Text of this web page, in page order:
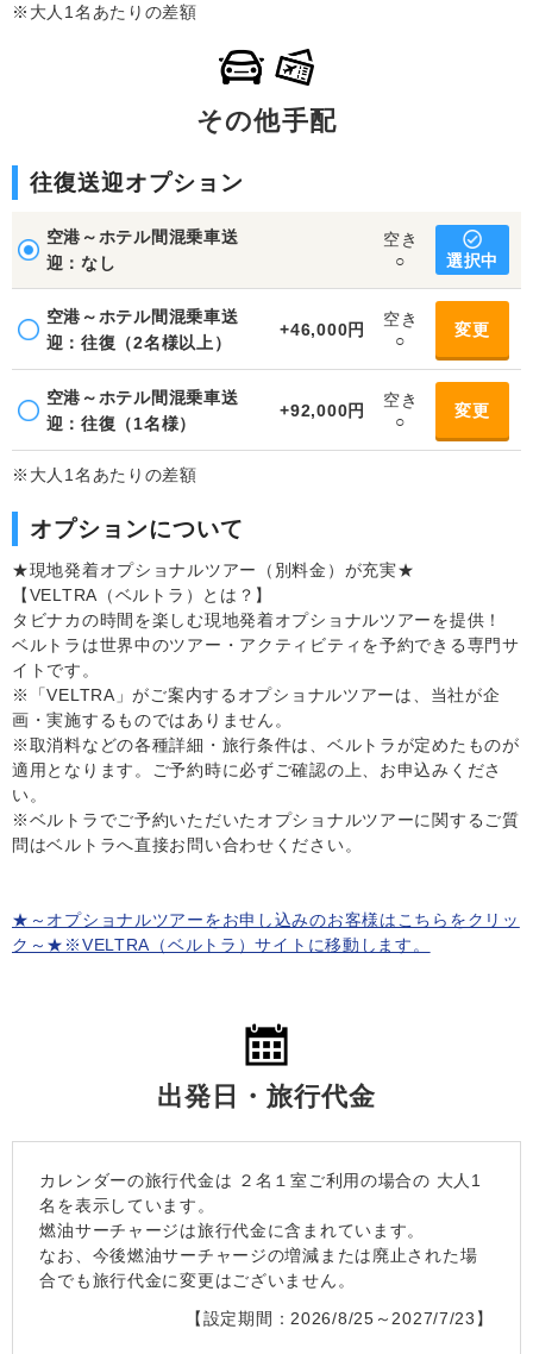
※大人1名あたりの差額
その他手配
往復送迎オプション
空港～ホテル間混乗車送
迎：なし
空き
○
選択中
空港～ホテル間混乗車送
迎：往復（2名様以上）
+46,000円
空き
○
変更
空港～ホテル間混乗車送
迎：往復（1名様）
+92,000円
空き
○
変更
※大人1名あたりの差額
オプションについて
★現地発着オプショナルツアー（別料金）が充実★
【VELTRA（ベルトラ）とは？】
タビナカの時間を楽しむ現地発着オプショナルツアーを提供！
ベルトラは世界中のツアー・アクティビティを予約できる専門サ
イトです。
※「VELTRA」がご案内するオプショナルツアーは、当社が企
画・実施するものではありません。
※取消料などの各種詳細・旅行条件は、ベルトラが定めたものが
適用となります。ご予約時に必ずご確認の上、お申込みくださ
い。
※ベルトラでご予約いただいたオプショナルツアーに関するご質
問はベルトラへ直接お問い合わせください。
★～オプショナルツアーをお申し込みのお客様はこちらをクリッ
ク～★※VELTRA（ベルトラ）サイトに移動します。
出発日・旅行代金
カレンダーの旅行代金は ２名１室 ご利用の場合の 大人1
名を表示しています。
燃油サーチャージは旅行代金に含まれています。
なお、今後燃油サーチャージの増減または廃止された場
合でも旅行代金に変更はございません。
【設定期間：2026/8/25～2027/7/23】